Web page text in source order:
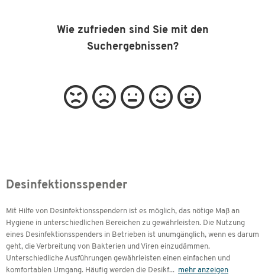
Wie zufrieden sind Sie mit den
Suchergebnissen?
Desinfektionsspender
Mit Hilfe von Desinfektionsspendern ist es möglich, das nötige Maß an
Hygiene in unterschiedlichen Bereichen zu gewährleisten. Die Nutzung
eines Desinfektionsspenders in Betrieben ist unumgänglich, wenn es darum
geht, die Verbreitung von Bakterien und Viren einzudämmen.
Unterschiedliche Ausführungen gewährleisten einen einfachen und
komfortablen Umgang. Häufig werden die Desikf... mehr anzeigen